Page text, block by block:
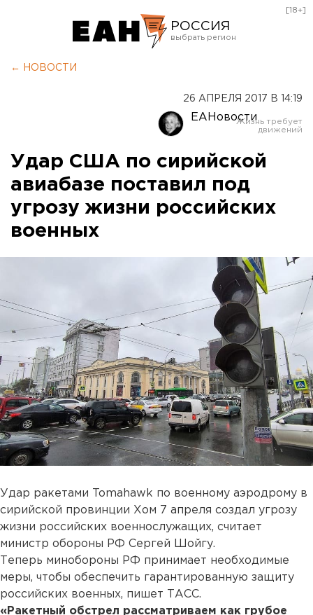
РОССИЯ
Оренбург
[18+]
← НОВОСТИ
26 АПРЕЛЯ 2017 В 14:19
ЕАНовости
Удар США по сирийской
авиабазе поставил под
угрозу жизни российских
военных
Удар ракетами Tomahawk по военному аэродрому в
сирийской провинции Хом 7 апреля создал угрозу
жизни российских военнослужащих, считает
министр обороны РФ Сергей Шойгу.
Теперь минобороны РФ принимает необходимые
меры, чтобы обеспечить гарантированную защиту
российских военных, пишет ТАСС.
«Ракетный обстрел рассматриваем как грубое